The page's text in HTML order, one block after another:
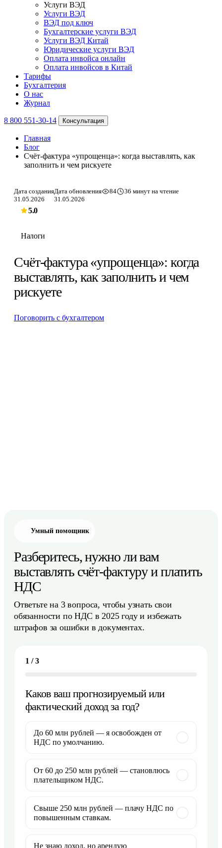
Услуги ВЭД
Услуги ВЭД
ВЭД под ключ
Бухгалтерские услуги ВЭД
Услуги ВЭД Китай
Юридические услуги ВЭД
Оплата инвойса онлайн
Оплата инвойсов в Китай
Тарифы
Бухгалтерия
О нас
Журнал
8 800 551-30-14 Консультация
Главная
Блог
Счёт-фактура «упрощенца»: когда выставлять, как
заполнить и чем рискуете
Дата создания
31.05.2026
Дата обновления
31.05.2026
84 36 минут на чтение
5.0
Налоги
Счёт-фактура «упрощенца»: когда
выставлять, как заполнить и чем
рискуете
Поговорить с бухгалтером
Умный помощник
Разберитесь, нужно ли вам
выставлять счёт-фактуру и платить
НДС
Ответьте на 3 вопроса, чтобы узнать свои
обязанности по НДС в 2025 году и избежать
штрафов за ошибки в документах.
1 /3
Каков ваш прогнозируемый или
фактический доход за год?
До 60 млн рублей — я освобожден от
НДС по умолчанию.
От 60 до 250 млн рублей — становлюсь
плательщиком НДС.
Свыше 250 млн рублей — плачу НДС по
повышенным ставкам.
Не знаю доход, но арендую